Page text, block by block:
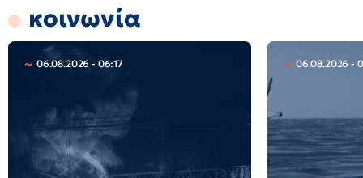
κοινωνία
06.08.2026 - 06:17 06.08.2026 -